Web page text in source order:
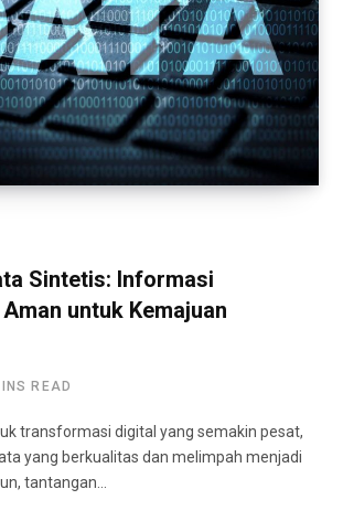
Sintetis: Informasi
untuk Kemajuan
READ
transformasi digital yang semakin pesat,
yang berkualitas dan melimpah menjadi
tantangan…